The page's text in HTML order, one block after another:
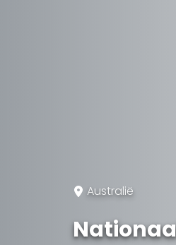
Australië